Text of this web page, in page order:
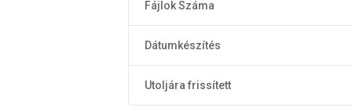
Fájlok Száma
Dátumkészítés
Utoljára frissített